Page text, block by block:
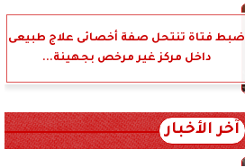
ضبط فتاة تنتحل صفة أخصائى علاج طبيعى
داخل مركز غير مرخص بجهينة...
آخر الأخبار